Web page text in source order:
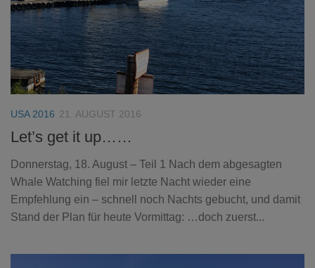
USA 2016 21. AUGUST 2016
Let’s get it up……
Donnerstag, 18. August – Teil 1 Nach dem abgesagten
Whale Watching fiel mir letzte Nacht wieder eine
Empfehlung ein – schnell noch Nachts gebucht, und damit
Stand der Plan für heute Vormittag: …doch zuerst...